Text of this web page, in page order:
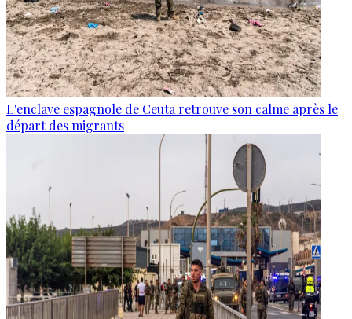
L'enclave espagnole de Ceuta retrouve son calme après le
départ des migrants